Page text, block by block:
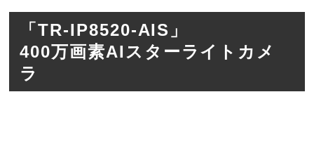
「TR-IP8520-AIS」
400万画素AIスターライトカメ
ラ